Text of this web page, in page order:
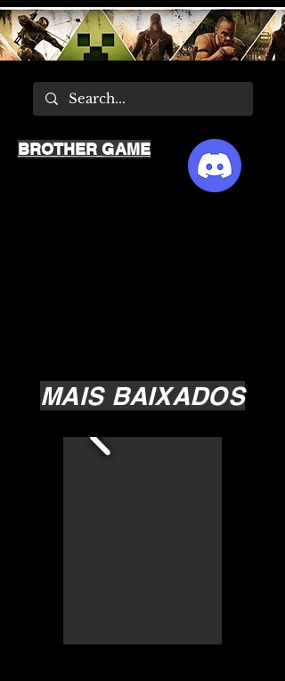
MAIS BAIXADOS
BROTHER GAME